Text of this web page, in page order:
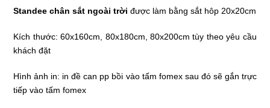
Standee chân sắt ngoài trời được làm bằng sắt hôp 20x20cm
Kích thước: 60x160cm, 80x180cm, 80x200cm tùy theo yêu cầu
khách đặt
Hình ảnh in: in đề can pp bồi vào tấm fomex sau đó sẽ gắn trực
tiếp vào tấm fomex